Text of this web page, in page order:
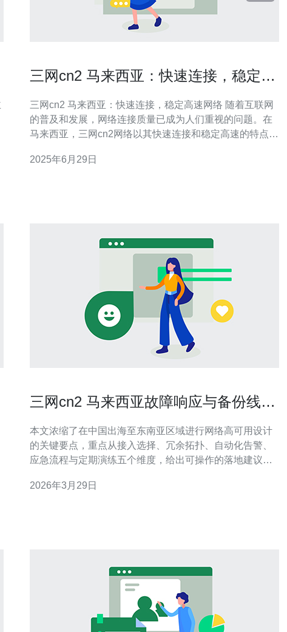
三网cn2 马来西亚：快速连接，稳定高
三网cn2 马来西亚：快速连接，稳定高速网络 随着互联网
的普及和发展，网络连接质量已成为人们重视的问题。在
马来西亚，三网cn2网络以其快速连接和稳定高速的特点备
势。 三网cn2网络在马来西亚提供快速连接的服务，用户
2025年6月29日
三网cn2 马来西亚故障响应与备份线路
本文浓缩了在中国出海至东南亚区域进行网络高可用设计
的关键要点，重点从接入选择、冗余拓扑、自动化告警、
应急流程与定期演练五个维度，给出可操作的落地建议与
复服务。 为什么要在马来西亚部署多点接入与三网互备？
2026年3月29日